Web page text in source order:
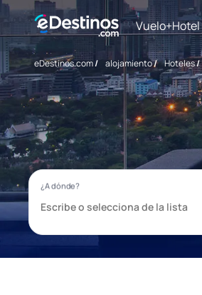
Vuelo+Hotel
eDestinos.com/ alojamiento/ Hoteles/